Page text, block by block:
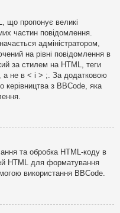
що пропонує великі
частин повідомлення.
адміністратором,
на рівні повідомлення в
за стилем на HTML, теги
а не в < і > ;. За додатковою
керівництва з BBCode, яка
та обробка HTML-коду в
HTML для форматування
використання BBCode.